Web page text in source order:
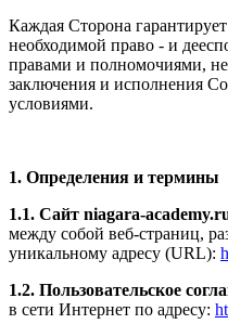
Каждая Сторона
необходимой право - и
правами и полномочиями,
заключения и исполнения
условиями.
1. Определения и термины
1.1. Сайт niagara-
между собой веб-страниц,
уникальному адресу (URL):
1.2. Пользовательское
в сети Интернет по адресу: